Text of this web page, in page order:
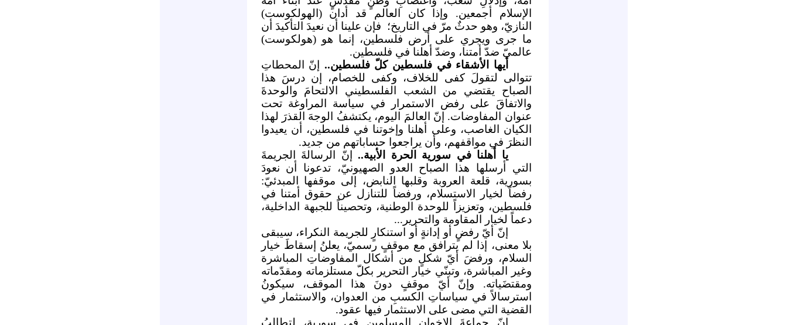
الإسلام أجمعين. وإذا كان العالم قد أدان (الهولكوست)
النازيّ، وهو حدثٌ مرّ في التاريخ؛
فإن علينا أن نعيدَ التأكيدَ أن
ما جرى ويجري على أرض فلسطين، إنما هو (هولكوست)
عالميّ ضدّ أمتنا، وضدّ أهلنا في فلسطين.
أيها الأشقاء في فلسطين كلّ فلسطين.. إنّ المحطاتِ
تتوالى لتقولَ كفى للخلاف، وكفى للخصام، إن درسَ هذا
الصباح يقتضي من الشعب الفلسطيني الالتحامَ والوحدةَ
والاتفاقَ على رفض الاستمرار في سياسة المراوغة تحت
عنوان المفاوضات. إنّ العالمَ اليوم، يكتشفُ الوجهَ القذرَ لهذا
الكيان الغاصب، وعلى أهلنا وإخوتنا في فلسطين، أن يعيدوا
النظرَ في مواقفهم، وأن يراجعوا حساباتهم من جديد.
يا أهلنا في سورية الحرة الأبية..إنّ الرسالةَ الجريمةَ
التي أرسلها هذا الصباح العدو الصهيونيّ، تدعونا أن نعودَ
بسورية، قلعة العروبة وقلبها النابض، إلى موقفها المبدئيّ:
رفضاً لخيار الاستسلام، ورفضاً للتنازل عن حقوق أمتنا في
فلسطين، وتعزيزاً للوحدة الوطنية، وتحصيناً للجبهة الداخلية،
دعماً لخيار المقاومة والتحرير...
إنّ أيّ رفضٍ أو إدانةٍ أو استنكارٍ للجريمة النكراء، سيبقى
بلا معنى، إذا لم يترافق مع موقفٍ رسميّ، يعلنُ إسقاطَ خيار
السلام، ورفضَ أيّ شكلٍ من أشكال المفاوضاتِ المباشرة
وغير المباشرة، وتبنّي خيار التحرير بكلّ مستلزماته ومقدّماته
ومقتضَياته. وإنّ أيّ موقفٍ دونَ هذا الموقف، سيكونُ
استرسالاً في سياساتِ الكسبِ من العدوان، والاستثمار في
القضية التي مضى على الاستثمار فيها عقود.
إنّ جماعةَ الإخوان المسلمين في سورية، لتطالبُ